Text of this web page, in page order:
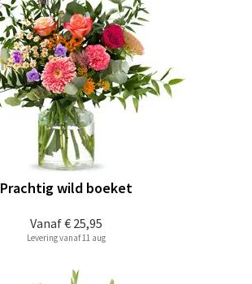
Vanaf€ 25,95
Prachtig wild boeket
Levering vanaf 11 aug